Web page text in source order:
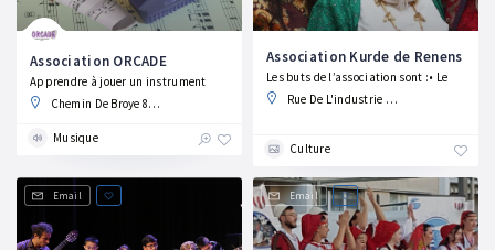
Association ORCADE
Apprendre à jouer un instrument
Chemin De Broye 8, 1020 Renens, Switzerland
Musique
Association Kurde de Renens
Les buts de l’association sont :• Le
Rue De L'industrie 5, 1020 Renens, Switzerland
Culture
Email Email